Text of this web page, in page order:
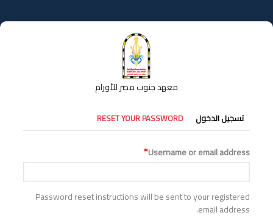
إلى
المحتوى
معهد جنوب مصر للأورام
التبويبات
الأساسية
تسجيل الدخول RESET YOUR PASSWORD
Username or email address
Password reset instructions will be sent to your registered
email address.